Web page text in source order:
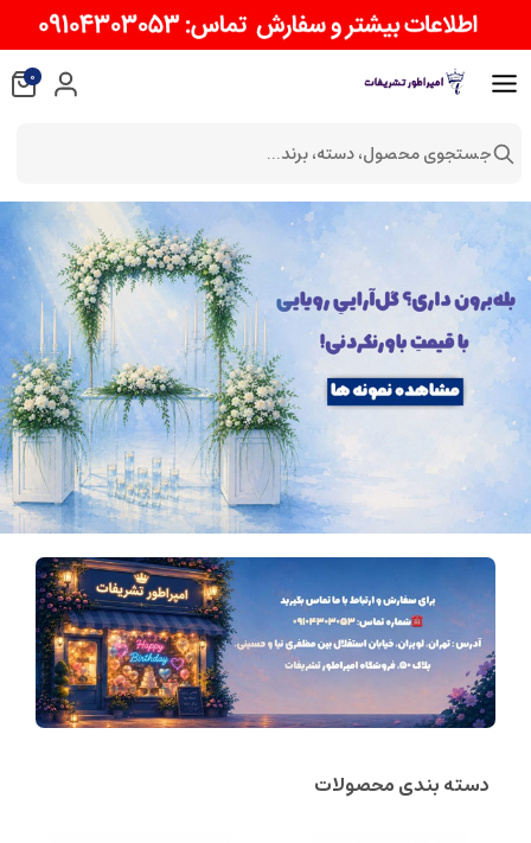
دسته بندی محصولات
0
جستجوی محصول، دسته، برند...